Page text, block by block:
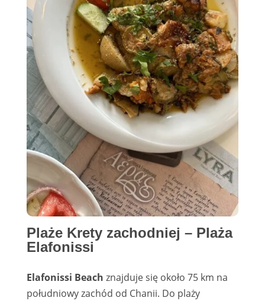
Plaże Krety zachodniej – Plaża
Elafonissi
Elafonissi Beach znajduje się około 75 km na
południowy zachód od Chanii. Do plaży